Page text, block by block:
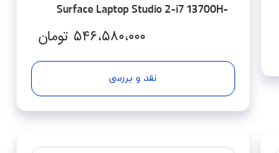
Surface Laptop Studio 2-i7 13700H-
32GB LPDDR5x-1SSD-RTX4050-Touch
۵۴۶،۵۸۰،۰۰۰ تومان
نقد و بررسی